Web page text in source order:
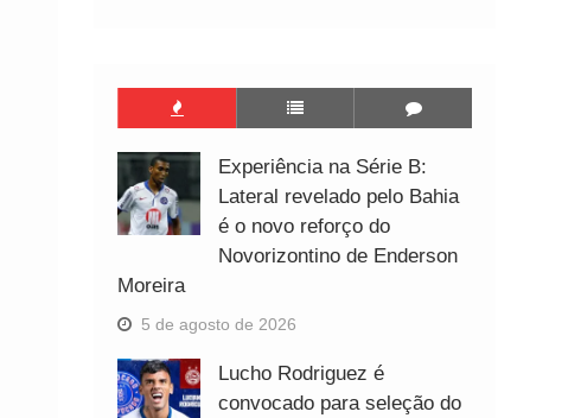
Experiência na Série B:
Lateral revelado pelo Bahia
é o novo reforço do
Novorizontino de Enderson
Moreira
5 de agosto de 2026
Lucho Rodriguez é
convocado para seleção do